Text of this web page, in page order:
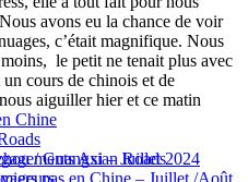
Chine
Asian Roads
avons eu la chance de voir
c’était magnifique. Nous
le petit ne tenait plus avec
cours de chinois et de
aiguiller hier et ce matin
/ Guangxi – Juillet 2024
pas en Chine – Juillet /Août